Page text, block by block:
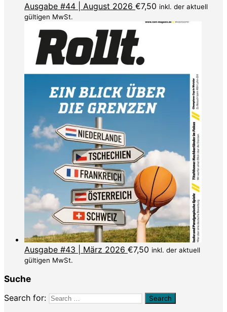
Ausgabe #44 | August 2026 €7,50 inkl. der aktuell
gültigen MwSt.
Ausgabe #43 | März 2026 €7,50 inkl. der aktuell
gültigen MwSt.
Suche
Search for: